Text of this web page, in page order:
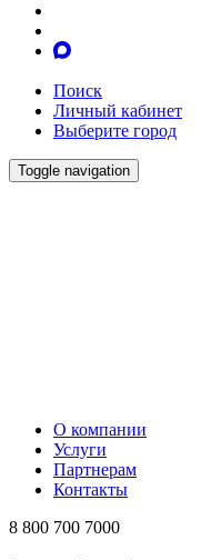
Поиск
Личный кабинет
Выберите город
Toggle navigation
О компании
Услуги
Партнерам
Контакты
8 800 700 7000